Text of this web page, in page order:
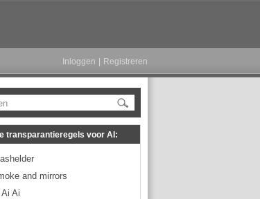
Inloggen Registreren
transparantieregels voor AI:
and mirrors
Ai